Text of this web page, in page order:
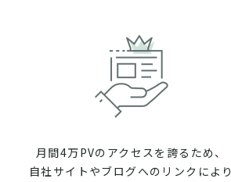
月間4万PVのアクセスを誇るため、
自社サイトやブログへのリンクにより